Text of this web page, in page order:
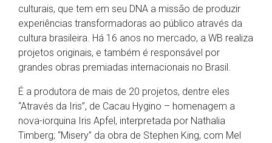
culturais, que tem em seu DNA a missão de produzir
experiências transformadoras ao público através da
cultura brasileira. Há 16 anos no mercado, a WB realiza
projetos originais, e também é responsável por
grandes obras premiadas internacionais no Brasil.
É a produtora de mais de 20 projetos, dentre eles
“Através da Iris”, de Cacau Hygino – homenagem a
nova-iorquina Iris Apfel, interpretada por Nathalia
Timberg; “Misery” da obra de Stephen King, com Mel